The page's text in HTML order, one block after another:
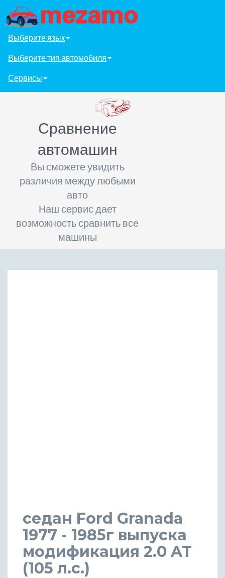
Выберите язык
Выберите тип автомобиля
Сервисы
Сравнение
автомашин
Вы сможете увидить
различия между любыми
авто
Наш сервис дает
возможность сравнить все
машины
седан Ford Granada
1977 - 1985г выпуска
модификация 2.0 AT
(105 л.с.)